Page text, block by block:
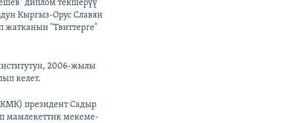
"диплом текшерүү"
Кыргыз-Орус Славян
жатканын "Твиттерге"
2006-жылы
келет.
президент Садыр
мамлекеттик мекеме-